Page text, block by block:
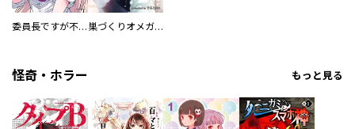
委員長ですが不良になるほど恋してます！ 巣づくりオメガバース
怪奇・ホラー もっと見る